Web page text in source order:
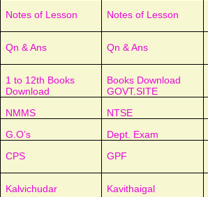
Notes of Lesson
Notes of Lesson
Qn & Ans
Qn & Ans
1 to 12th Books
Download
Books Download
GOVT.SITE
NMMS
NTSE
G.O’s
Dept. Exam
CPS
GPF
Kalvichudar Kavithaigal